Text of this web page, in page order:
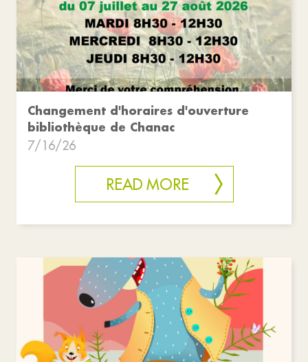
Changement d'horaires d'ouverture
bibliothèque de Chanac
7/16/26
READ MORE